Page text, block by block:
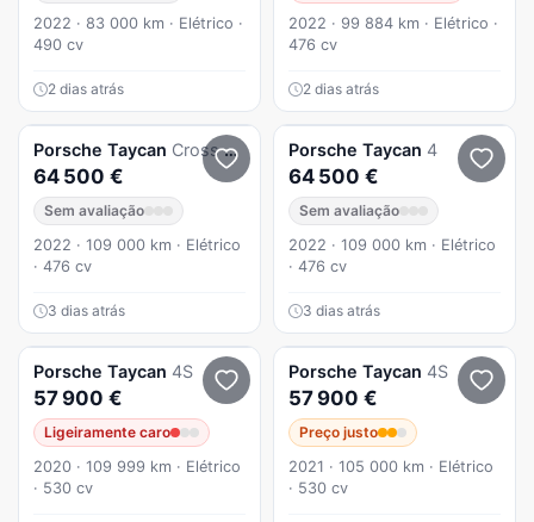
2022 · 83 000 km · Elétrico ·
490 cv
2 dias atrás
2022 · 99 884 km · Elétrico ·
476 cv
2 dias atrás
Porsche Taycan Cross Turismo
64 500 €
Sem avaliação
2022 · 109 000 km · Elétrico
· 476 cv
3 dias atrás
Porsche Taycan 4
64 500 €
Sem avaliação
2022 · 109 000 km · Elétrico
· 476 cv
3 dias atrás
Porsche Taycan 4S
57 900 €
Ligeiramente caro
2020 · 109 999 km · Elétrico
· 530 cv
Porsche Taycan 4S
57 900 €
Preço justo
2021 · 105 000 km · Elétrico
· 530 cv